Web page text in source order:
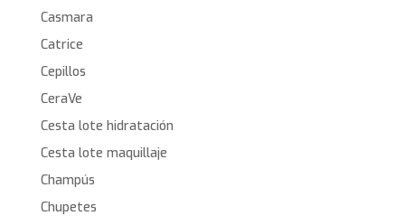
Casmara
Catrice
Cepillos
CeraVe
Cesta lote hidratación
Cesta lote maquillaje
Champús
Chupetes